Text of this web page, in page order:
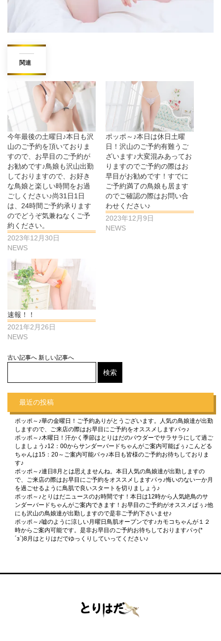
関連
今年最後の土曜日♪本日も沢
山のご予約を頂いておりま
すので、お早目のご予約が
お勧めです♪鳥娘も沢山出勤
しておりますので、お好き
な鳥娘と楽しい時間をお過
ごしください♪尚31日1日
は、24時間ご予約承ります
のでどうぞ気兼ねなくご予
約ください。
2023年12月30日
NEWS
ポッポ～♪本日は休日土曜
日！沢山のご予約有難うご
ざいます♪大変混みあってお
りますのでご予約の際はお
早目がお勧めです！すでに
ご予約満了の鳥娘も居ます
のでご確認の際はお問い合
わせください♪
2023年12月9日
NEWS
速報！！
2021年2月26日
NEWS
古い記事へ 新しい記事へ
最近の投稿
ポッポ～♪華の金曜日！ご予約ありがとうございます。人気の鳥娘達が出勤
しますので、ご来店の際はお早目にご予約をオススメしますパゥ♪
ポッポ～♪木曜日！汗かく季節はとりはだのパウダーでサラサラにして過ご
しましょう♪12：00からサンダーバードちゃんがご案内可能ぱぅ♪こんどる
ちゃんは15：20～ご案内可能パゥ♪本日も皆様のご予約お待ちしておりま
す♪
ポッポ～♪連日8月とは思えませんね。本日人気の鳥娘達が出勤しますの
で、ご来店の際はお早目にご予約をオススメしますパゥ♪悔いのない一か月
を過ごせるように鳥肌で良いスタートを切りましょう♪
ポッポ～♪とりはだニュースのお時間です！本日は12時から人気絶鳥のサ
ンダーバードちゃんがご案内できます！お早目のご予約がオススメぱぅ♪他
にも沢山の鳥娘達が出勤しますので是非ご予約下さいませ♪
ポッポ～♪嘘のように涼しい月曜日鳥肌オープンです♪カモコちゃんが１２
時からご案内可能です。是非お早目のご予約お待ちしておりますパゥ(*
´з`)8月はとりはだでゆっくりしていってください♪